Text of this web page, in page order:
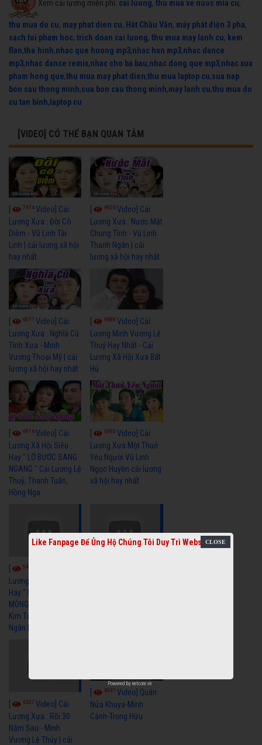
Xem cải lương miễn phí: cai luong, thu mua xe nuoc mia cu,
thu mua do cu, may phat dien cu, Hát Chầu Văn, máy phát điện 3 pha,
sach toi pham hoc, trich doan cai luong, thu mua may lanh cu, kem
flan,the hinh,nhac que huong mp3,nhac han mp3,nhac dance
mp3,nhac dance remix,nhac cho ba bau,nhac dong que mp3,nhac xua
pham hong que,thu mua may phat dien,thu mua laptop cu,sua nap
bon cau thong minh,sua bon cau thong minh,may lanh cu,thu mua do
cu tan binh, laptop cu
[VIDEO] CÓ THỂ BẠN QUAN TÂM
7674Video] Cải
Lương Xưa : Đời Cô
Diễm - Vũ Linh Tài
Linh | cải lương xã hội
hay nhất
6926Video] Cải
Lương Xưa : Nước Mắt
Chung Tình - Vũ Linh
Thanh Ngân | cải
lương xã hội hay nhất
6071 Video] Cải
Lương Xưa : Nghĩa Cũ
Tình Xưa - Minh
Vương Thoại Mỹ | cải
lương xã hội hay nhất
6688Video] Cải
Lương Minh Vương Lệ
Thuỷ Hay Nhất - Cải
Lương Xã Hội Xưa Bất
Hủ
6976Video] Cải
Lương Xã Hội Siêu
Hay " LỠ BƯỚC SANG
NGANG " Cải Lương Lệ
Thuỷ, Thanh Tuấn,
Hồng Nga
6393Video] Cải
Lương Xưa Một Thuở
Yêu Người Vũ Linh
Ngọc Huyền cải lương
xã hội hay nhất
5462
Lương Xã Hội Siêu
Hay " BỂ HẬN MÊNH
MÔNG " Cải Lương
Kim Tử Long, Thanh
Ngân Hay Nhất
6327 Video] Cải
Lương Xưa : Rồi 30
Năm Sau - Minh
Vương Lệ Thủy | cải
6041Video] Quán
Nửa Khuya-Minh
Cảnh-Trọng Hữu
Like Fanpage Để Ủng Hộ Chúng Tôi Duy Trì Website
Powered by netcore.vn